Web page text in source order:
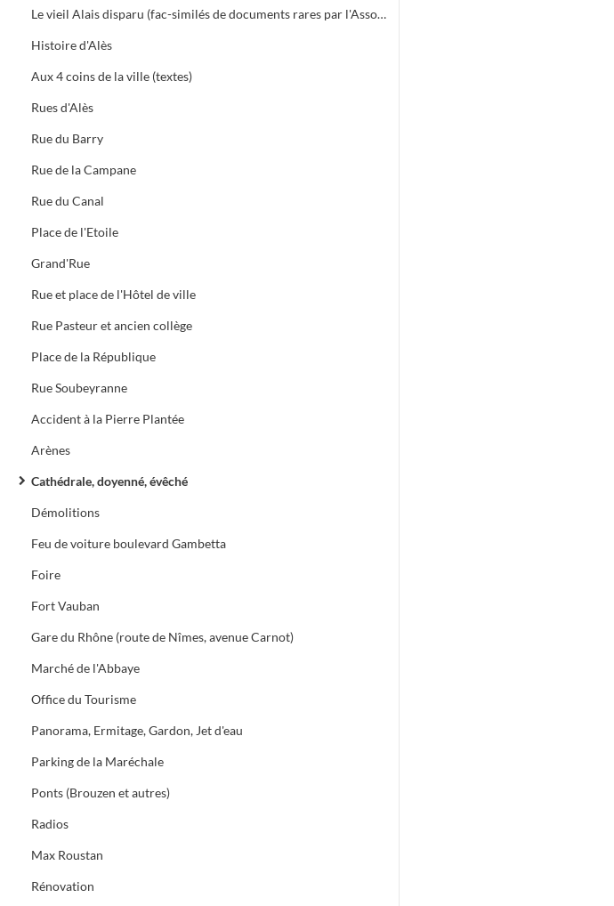
Le vieil Alais disparu (fac-similés de documents rares par l'Association des Amis du vieil Alais)
Histoire d'Alès
Aux 4 coins de la ville (textes)
Rues d'Alès
Rue du Barry
Rue de la Campane
Rue du Canal
Place de l'Etoile
Grand'Rue
Rue et place de l'Hôtel de ville
Rue Pasteur et ancien collège
Place de la République
Rue Soubeyranne
Accident à la Pierre Plantée
Arènes
Cathédrale, doyenné, évêché
Démolitions
Feu de voiture boulevard Gambetta
Foire
Fort Vauban
Gare du Rhône (route de Nîmes, avenue Carnot)
Marché de l'Abbaye
Office du Tourisme
Panorama, Ermitage, Gardon, Jet d'eau
Parking de la Maréchale
Ponts (Brouzen et autres)
Radios
Max Roustan
Rénovation